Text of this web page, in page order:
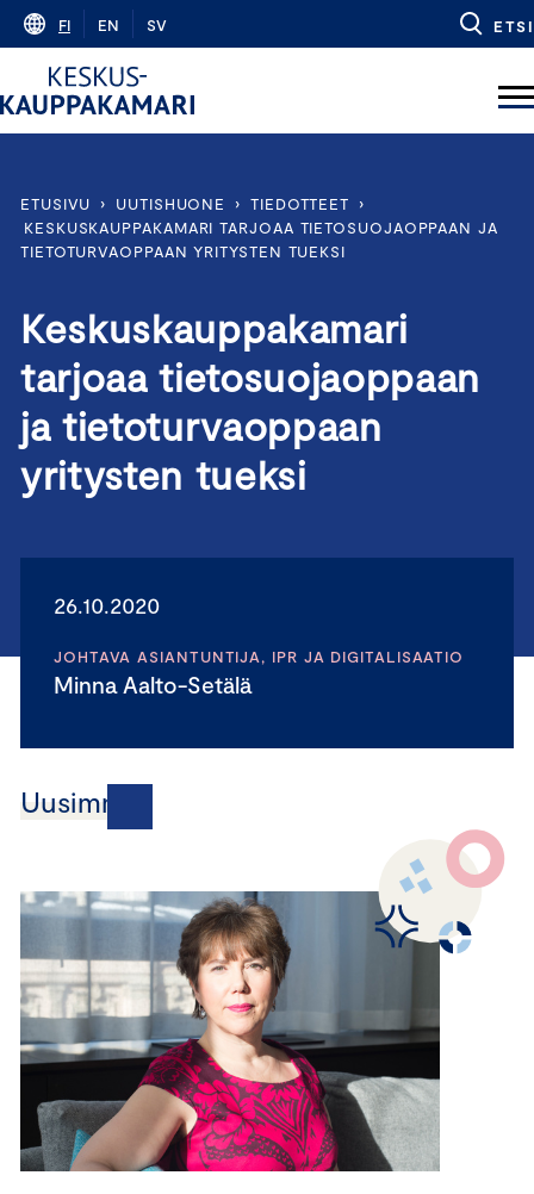
Skip
content
FI EN SV ETSI
ETUSIVU › UUTISHUONE › TIEDOTTEET
›
KESKUSKAUPPAKAMARI TARJOAA TIETOSUOJAOPPAAN JA
TIETOTURVAOPPAAN YRITYSTEN TUEKSI
Keskuskauppakamari
tarjoaa tietosuojaoppaan
ja tietoturvaoppaan
yritysten tueksi
26.10.2020
JOHTAVA ASIANTUNTIJA, IPR JA DIGITALISAATIO
Minna Aalto-Setälä
Uusimmat